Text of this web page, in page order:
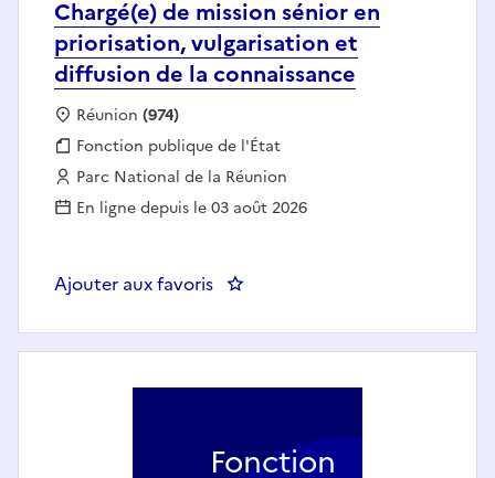
Chargé(e) de mission sénior en
priorisation, vulgarisation et
diffusion de la connaissance
Localisation :
Réunion (974)
Fonction publique :
Fonction publique de l'État
Employeur :
Parc National de la Réunion
En ligne depuis le 03 août 2026
Ajouter aux favoris : Chargé(e) de mission sénior
Fonction